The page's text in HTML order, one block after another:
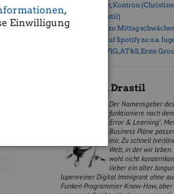
,
Einwilligung
wir die
als
» PIR-News: Post, Kontron
» (Christian Drastil)
» Wiener Börse zu Mittag
» Börse-Inputs auf Spotify zu u.a.
» ATX-Trends: VIG, AT&S, Erste
Christian Drastil
Der Namensgeber
funktioniere nach
Error & Learning".
Business Pläne
mir. Zu schnell
Welt, in der wir
wohl nicht
lieber ein alter
lupenreiner Digital Immigrant ohne
Funken Programmier-Know-How,